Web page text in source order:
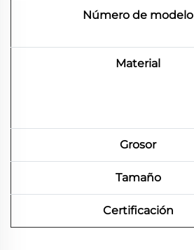
Número de modelo
Material
Grosor
Tamaño
Certificación